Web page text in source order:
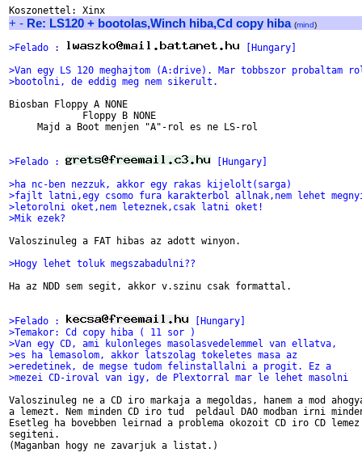
+ - Re: LS120 + bootolas,Winch hiba,Cd copy hiba (mind)
>Felado :
[Hungary]
>Van egy LS 120 meghajtom (A:drive). Mar tobbszor probaltam
>bootolni, de eddig meg nem sikerult.
Biosban Floppy A NONE
             Floppy B NONE
     Majd a Boot menjen "A"-rol es ne LS-rol
>Felado :
[Hungary]
>ha nc-ben nezzuk, akkor egy rakas kijelolt(sarga)
>fajlt latni,egy csomo fura karakterbol allnak,nem lehet
>letorolni oket,nem leteznek,csak latni oket!
>Mik ezek?
Valoszinuleg a FAT hibas az adott winyon.
>Hogy lehet toluk megszabadulni??
Ha az NDD sem segit, akkor v.szinu csak formattal.
>Felado :
[Hungary]
>Temakor: Cd copy hiba ( 11 sor )
>Van egy CD, ami kulonleges masolasvedelemmel van ellatva,
>es ha lemasolom, akkor latszolag tokeletes masa az
>eredetinek, de megse tudom felinstallalni a progit. Ez a
>mezei CD-iroval van igy, de Plextorral mar le lehet masolni
Valoszinuleg ne a CD iro markaja a megoldas, hanem a mod
a lemezt. Nem minden CD iro tud  peldaul DAO modban irni
Esetleg ha bovebben leirnad a problema okozoit CD iro CD
segiteni.
(Maganban hogy ne zavarjuk a listat.)